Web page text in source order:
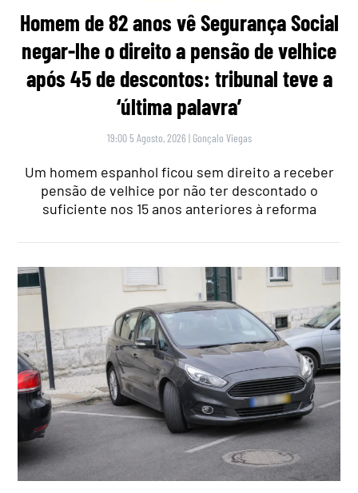
Homem de 82 anos vê Segurança Social
negar-lhe o direito a pensão de velhice
após 45 de descontos: tribunal teve a
‘última palavra’
19:00 5 Agosto, 2026 | Gonçalo Viegas
Um homem espanhol ficou sem direito a receber
pensão de velhice por não ter descontado o
suficiente nos 15 anos anteriores à reforma